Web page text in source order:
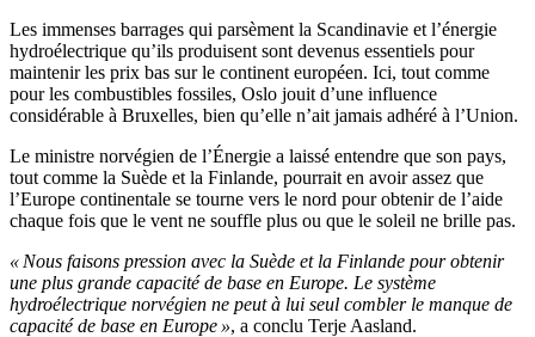
Les immenses barrages qui parsèment la Scandinavie et l’énergie
hydroélectrique qu’ils produisent sont devenus essentiels pour
maintenir les prix bas sur le continent européen. Ici, tout comme
pour les combustibles fossiles, Oslo jouit d’une influence
considérable à Bruxelles, bien qu’elle n’ait jamais adhéré à l’Union.
Le ministre norvégien de l’Énergie a laissé entendre que son pays,
tout comme la Suède et la Finlande, pourrait en avoir assez que
l’Europe continentale se tourne vers le nord pour obtenir de l’aide
chaque fois que le vent ne souffle plus ou que le soleil ne brille pas.
« Nous faisons pression avec la Suède et la Finlande pour obtenir
une plus grande capacité de base en Europe. Le système
hydroélectrique norvégien ne peut à lui seul combler le manque de
capacité de base en Europe », a conclu Terje Aasland.